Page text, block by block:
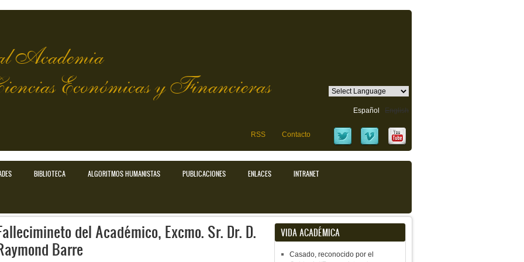
Academia
Económicas y Financieras
Español English
RSS Contacto
BIBLIOTECA ALGORITMOS HUMANISTAS PUBLICACIONES ENLACES INTRANET
del Académico, Excmo. Sr. Dr. D.
Barre
VIDA ACADÉMICA
Casado, reconocido por el